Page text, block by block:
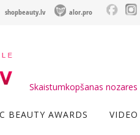
shopbeauty.lv alor.pro
Skaistumkopšanas
BEAUTY AWARDS VIDEO